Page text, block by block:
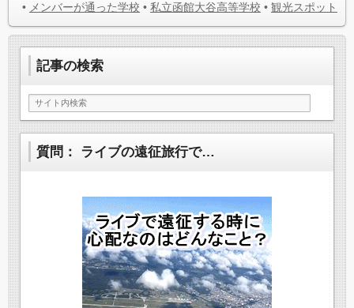
• メンバーが通った学校 • 私立函館大谷高等学校 • 観光スポット
記事の検索
質問： ライブの遠征旅行で…